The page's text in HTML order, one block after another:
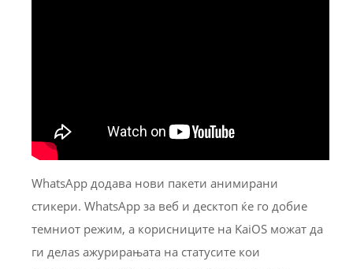
WhatsApp додава нови пакети анимирани
стикери. WhatsApp за веб и десктоп ќе го добие
темниот режим, а корисниците на KaiOS можат да
ги делаѕ ажурирањата на статусите кои